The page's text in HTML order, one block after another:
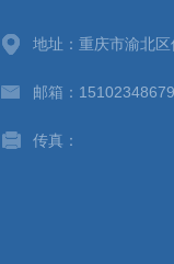
地址：重庆市渝北
邮箱：
传真：